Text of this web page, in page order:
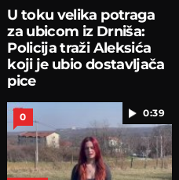
U toku velika potraga
za ubicom iz Drniša:
Policija traži Aleksića
koji je ubio dostavljača
pice
0:39
0